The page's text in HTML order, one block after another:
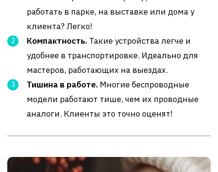
работать в парке, на выставке или дома у
клиента? Легко!
Компактность. Такие устройства легче и
удобнее в транспортировке. Идеально для
мастеров, работающих на выездах.
Тишина в работе. Многие беспроводные
модели работают тише, чем их проводные
аналоги. Клиенты это точно оценят!